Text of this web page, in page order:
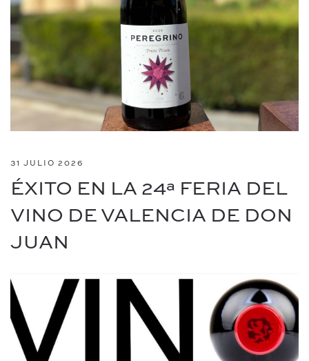
31 JULIO 2026
ÉXITO EN LA 24ª FERIA DEL
VINO DE VALENCIA DE DON
JUAN